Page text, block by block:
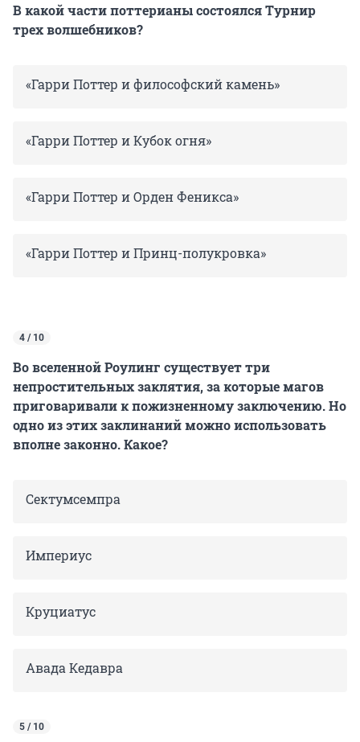
В какой части поттерианы состоялся Турнир
трех волшебников?
«Гарри Поттер и философский камень»
«Гарри Поттер и Кубок огня»
«Гарри Поттер и Орден Феникса»
«Гарри Поттер и Принц-полукровка»
4 / 10
Во вселенной Роулинг существует три
непростительных заклятия, за которые магов
приговаривали к пожизненному заключению. Но
одно из этих заклинаний можно использовать
вполне законно. Какое?
Сектумсемпра
Империус
Круциатус
Авада Кедавра
5 / 10